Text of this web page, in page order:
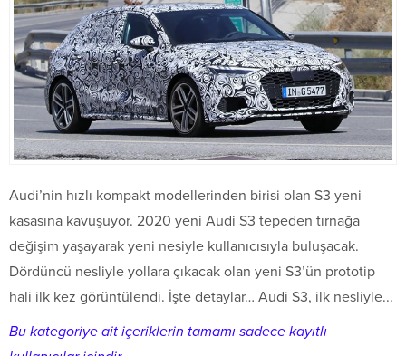
Audi’nin hızlı kompakt modellerinden birisi olan S3 yeni
kasasına kavuşuyor. 2020 yeni Audi S3 tepeden tırnağa
değişim yaşayarak yeni nesiyle kullanıcısıyla buluşacak.
Dördüncü nesliyle yollara çıkacak olan yeni S3’ün prototip
hali ilk kez görüntülendi. İşte detaylar… Audi S3, ilk nesliyle...
Bu kategoriye ait içeriklerin tamamı sadece kayıtlı